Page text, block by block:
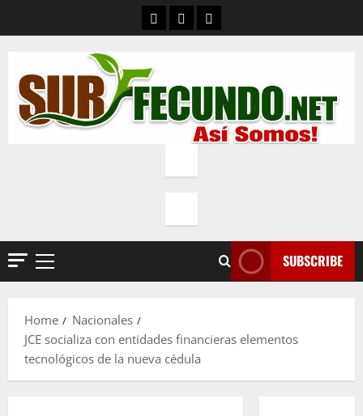
ContactoQuienes Somos
Política de privacidad
Primary
SUBSCRIBE
Home
Nacionales
JCE socializa con entidades financieras elementos
tecnológicos de la nueva cédula